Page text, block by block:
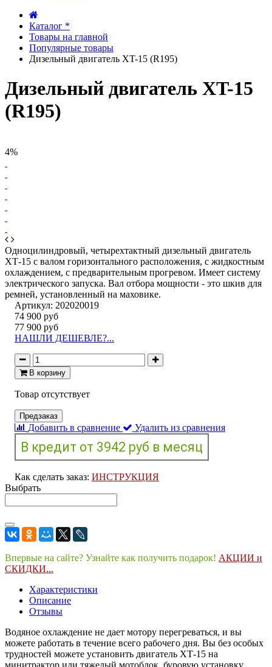
Каталог *
Товары на главной
Популярные товары
Дизельный двигатель XT-15 (R195)
Дизельный двигатель XT-15
(R195)
4%
Одноцилиндровый, четырехтактный дизельный двигатель
ХТ-15 с валом горизонтального расположения, с жидкостным
охлаждением, с предварительным прогревом. Имеет систему
электрического запуска. Вал отбора мощности - это шкив для
ремней, установленный на маховике.
Артикул: 202020019
74 900 руб
77 900 руб
НАШЛИ ДЕШЕВЛЕ?...
В корзину
Товар отсутствует
Предзаказ
Добавить в сравнение Удалить из сравнения
Как сделать заказ: ИНСТРУКЦИЯ
Выбрать
Впервые на сайте? Узнайте как получить подарок! АКЦИИ и
СКИДКИ...
Характеристики
Описание
Отзывы
Водяное охлаждение не дает мотору перегреваться, и вы
можете работать в течение всего рабочего дня. Вы без особых
трудностей можете установить двигатель ХТ-15 на
минитрактор или тяжелый мотоблок, буровую установку,